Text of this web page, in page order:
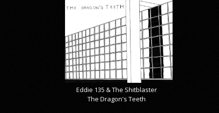
Eddie 135 & The Shitblaster
The Dragon's Teeth